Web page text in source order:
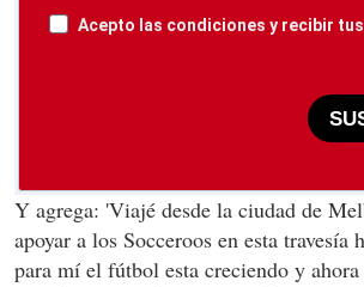
Acepto las condiciones y recibir
Y agrega: 'Viajé desde la ciudad de
apoyar a los Socceroos en esta travesía
para mí el fútbol esta creciendo y ahora